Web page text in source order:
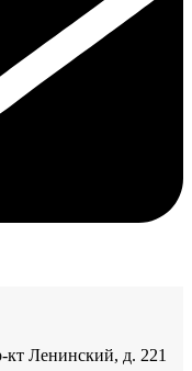
кт Ленинский, д. 221